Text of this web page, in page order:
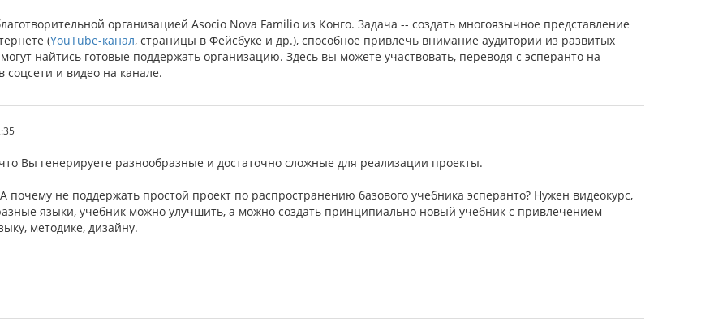
организацией Asocio Nova Familio из Конго. Задача -- создать многоязычное представление
(YouTube-канал, страницы в Фейсбуке и др.), способное привлечь внимание аудитории из развитых
найтись готовые поддержать организацию. Здесь вы можете участвовать, переводя с эсперанто на
соцсети и видео на канале.
Вы генерируете разнообразные и достаточно сложные для реализации проекты.
почему не поддержать простой проект по распространению базового учебника эсперанто? Нужен видеокурс,
языки, учебник можно улучшить, а можно создать принципиально новый учебник с привлечением
методике, дизайну.